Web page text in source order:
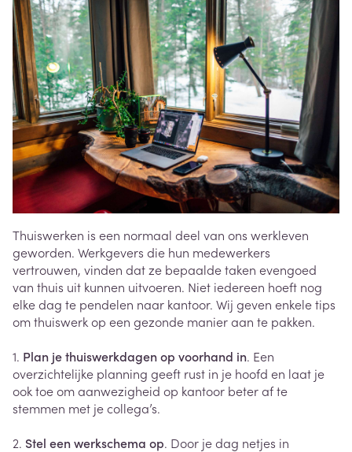
Thuiswerken is een normaal deel van ons werkleven
geworden. Werkgevers die hun medewerkers
vertrouwen, vinden dat ze bepaalde taken evengoed
van thuis uit kunnen uitvoeren. Niet iedereen hoeft nog
elke dag te pendelen naar kantoor. Wij geven enkele tips
om thuiswerk op een gezonde manier aan te pakken.
1. Plan je thuiswerkdagen op voorhand in. Een
overzichtelijke planning geeft rust in je hoofd en laat je
ook toe om aanwezigheid op kantoor beter af te
stemmen met je collega’s.
2. Stel een werkschema op. Door je dag netjes in